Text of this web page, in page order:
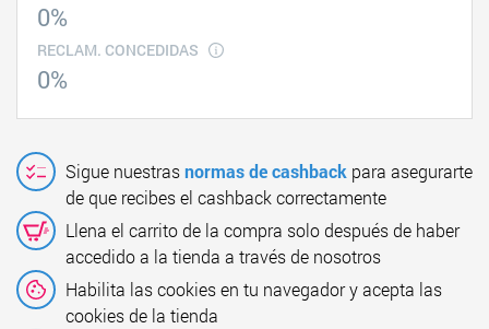
0%
RECLAM. CONCEDIDAS
0%
Sigue nuestrasnormas de cashback para asegurarte
de que recibes el cashback correctamente
Llena el carrito de la compra solo después de haber
accedido a la tienda a través de nosotros
Habilita las cookies en tu navegador y acepta las
cookies de la tienda